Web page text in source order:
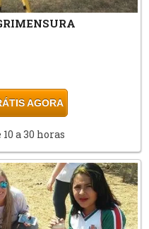
AGORA
a 30 horas